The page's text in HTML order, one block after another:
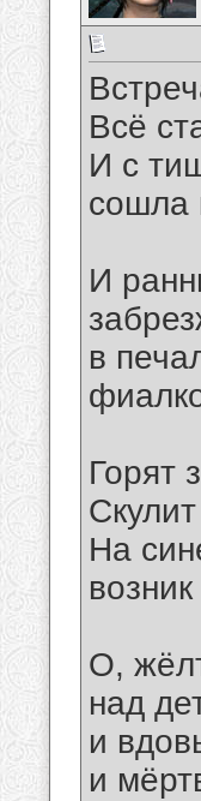
Всё
И с
сошла
И
в
Горят
На
О,
над
и
и